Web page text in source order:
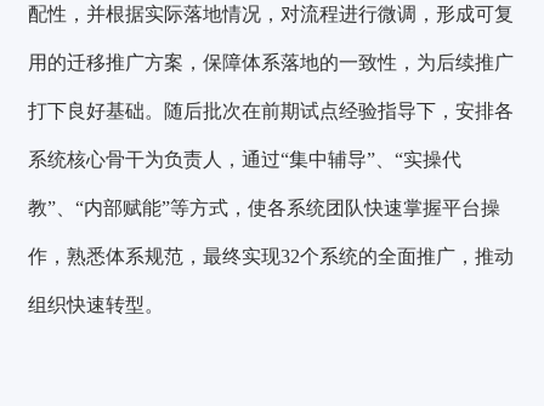
配性，并根据实际落地情况，对流程进行微调，形成可复
用的迁移推广方案，保障体系落地的一致性，为后续推广
打下良好基础。随后批次在前期试点经验指导下，安排各
系统核心骨干为负责人，通过“集中辅导”、“实操代
教”、“内部赋能”等方式，使各系统团队快速掌握平台操
作，熟悉体系规范，最终实现32个系统的全面推广，推动
组织快速转型。